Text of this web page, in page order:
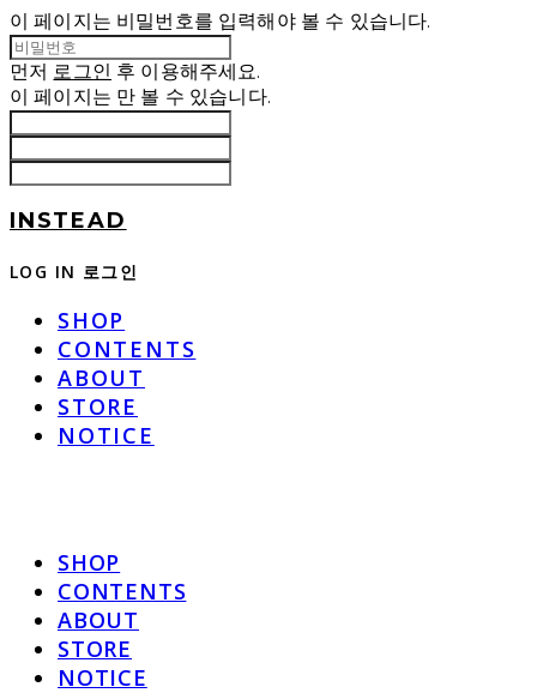
이 페이지는 비밀번호를 입력해야 볼 수 있습니다.
먼저 로그인 후 이용해주세요.
이 페이지는 만 볼 수 있습니다.
INSTEAD
LOG IN 로그인
SHOP
CONTENTS
ABOUT
STORE
NOTICE
SHOP
CONTENTS
ABOUT
STORE
NOTICE